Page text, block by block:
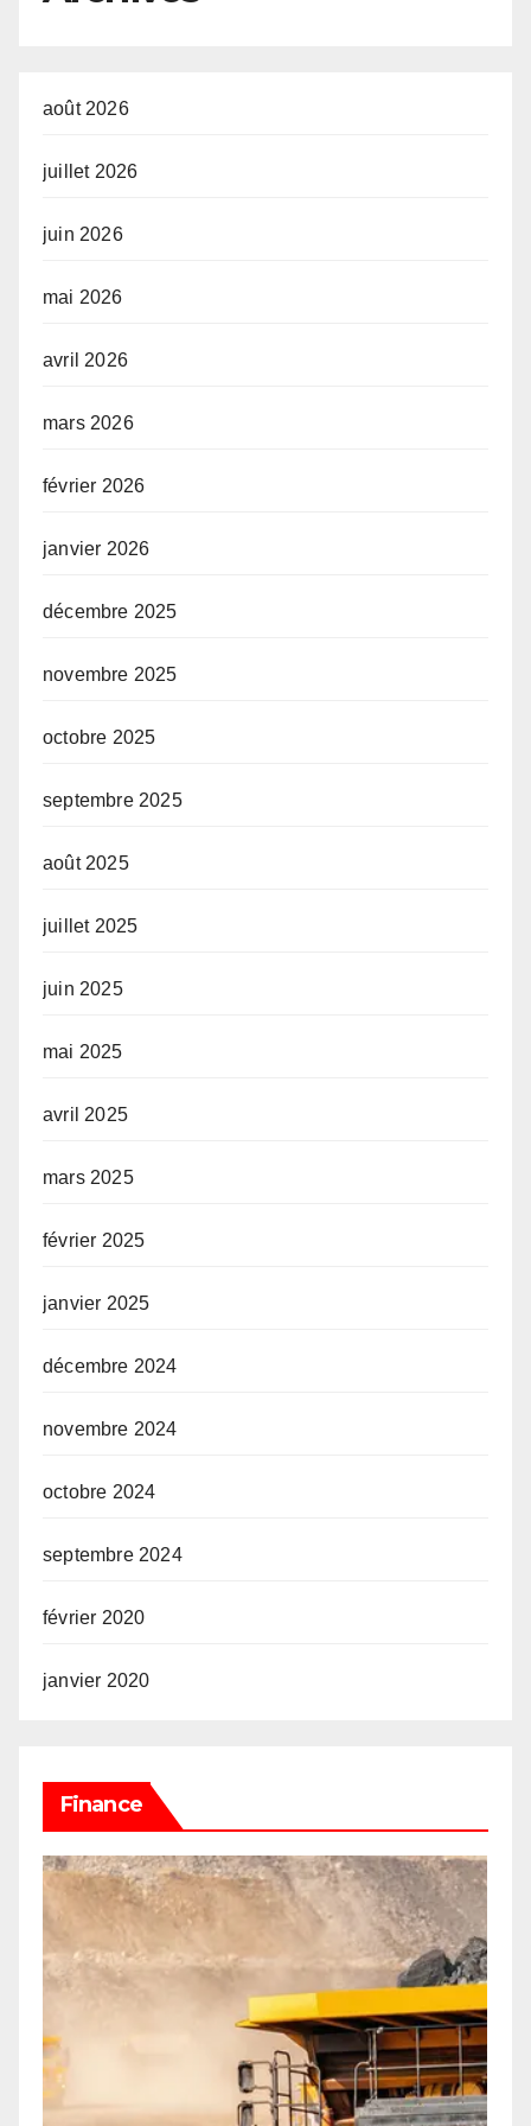
août 2026
juillet 2026
juin 2026
mai 2026
avril 2026
mars 2026
février 2026
janvier 2026
décembre 2025
novembre 2025
octobre 2025
septembre 2025
août 2025
juillet 2025
juin 2025
mai 2025
avril 2025
mars 2025
février 2025
janvier 2025
décembre 2024
novembre 2024
octobre 2024
septembre 2024
février 2020
janvier 2020
Finance